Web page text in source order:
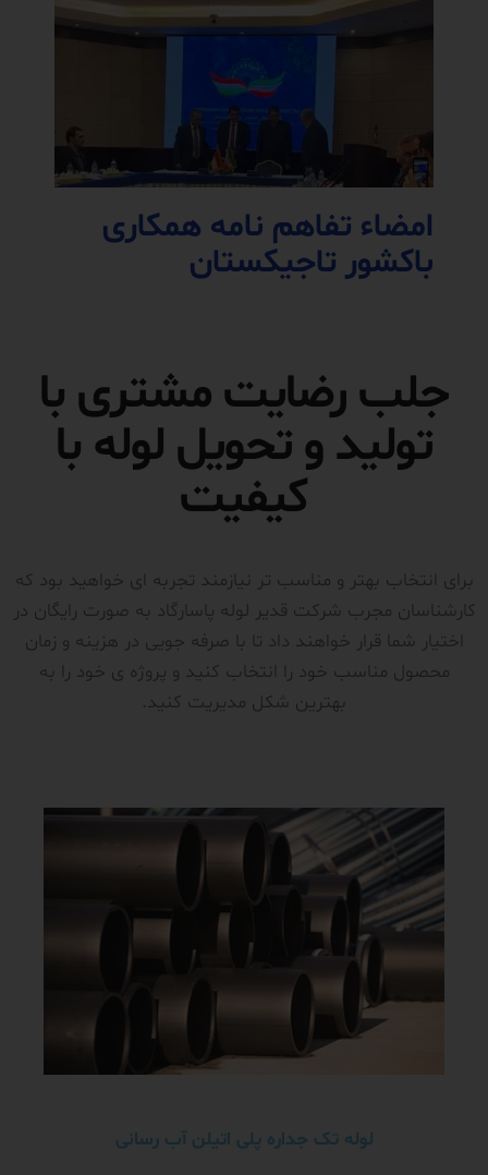
امضاء تفاهم نامه همکاری
باکشور تاجیکستان
جلب رضایت مشتری با
تولید و تحویل لوله با
کیفیت
برای انتخاب بهتر و مناسب تر نیازمند تجربه ای خواهید بود که
کارشناسان مجرب شرکت قدیر لوله پاسارگاد به صورت رایگان در
اختیار شما قرار خواهند داد تا با صرفه جویی در هزینه و زمان
محصول مناسب خود را انتخاب کنید و پروژه ی خود را به
بهترین شکل مدیریت کنید.
لوله تک جداره پلی اتیلن آب رسانی